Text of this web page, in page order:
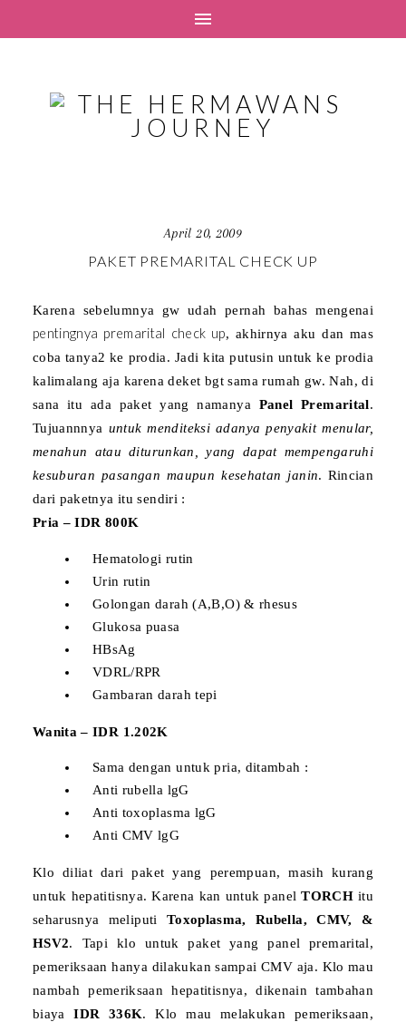
April 20, 2009
PAKET PREMARITAL CHECK UP
Karena sebelumnya gw udah pernah bahas mengenai
pentingnya premarital check up, akhirnya aku dan mas
coba tanya2 ke prodia. Jadi kita putusin untuk ke prodia
kalimalang aja karena deket bgt sama rumah gw. Nah, di
sana itu ada paket yang namanya Panel Premarital.
Tujuannnya untuk menditeksi adanya penyakit menular,
menahun atau diturunkan, yang dapat mempengaruhi
kesuburan pasangan maupun kesehatan janin. Rincian
dari paketnya itu sendiri :
Pria – IDR 800K
Hematologi rutin
Urin rutin
Golongan darah (A,B,O) & rhesus
Glukosa puasa
HBsAg
VDRL/RPR
Gambaran darah tepi
Wanita – IDR 1.202K
Sama dengan untuk pria, ditambah :
Anti rubella lgG
Anti toxoplasma lgG
Anti CMV lgG
Klo diliat dari paket yang perempuan, masih kurang
untuk hepatitisnya. Karena kan untuk panelTORCH itu
seharusnya meliputi Toxoplasma, Rubella, CMV, &
HSV2. Tapi klo untuk paket yang panel premarital,
pemeriksaan hanya dilakukan sampai CMV aja. Klo mau
nambah pemeriksaan hepatitisnya, dikenain tambahan
biayaIDR 336K. Klo mau melakukan pemeriksaan,